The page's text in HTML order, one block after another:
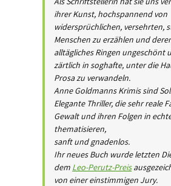
ihrer Kunst, hochspannend von
widersprüchlichen, versehrten,
Menschen zu erzählen und
alltägliches Ringen ungeschönt
zärtlich in soghafte, unter die
Prosa zu verwandeln.
Anne Goldmanns Krimis sind
Elegante Thriller, die sehr reale
Gewalt und ihren Folgen in
thematisieren,
sanft und gnadenlos.
Ihr neues Buch wurde letzten
dem Leo-Perutz-Preis
von einer einstimmigen Jury.